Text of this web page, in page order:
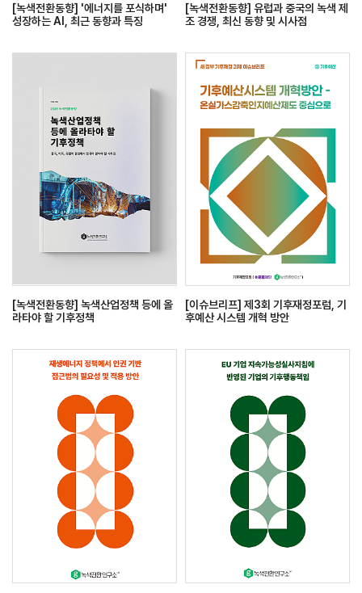
[녹색전환동향] '에너지를 포식하며'
성장하는 AI, 최근 동향과 특징
[녹색전환동향] 유럽과 중국의 녹색 제
조 경쟁, 최신 동향 및 시사점
[녹색전환동향] 녹색산업정책 등에 올
라타야 할 기후정책
[이슈브리프] 제3회 기후재정포럼, 기
후예산 시스템 개혁 방안